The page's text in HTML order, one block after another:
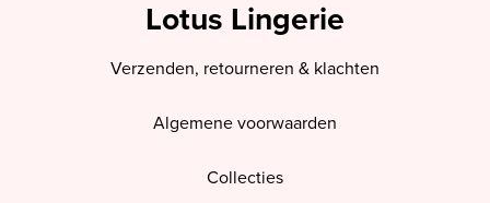
Lotus Lingerie
Verzenden, retourneren & klachten
Algemene voorwaarden
Collecties